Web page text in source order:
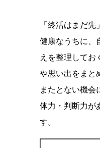
「終活はまだ
健康なうちに、
えを整理して
や思い出をまと
またとない機会
体力・判断力が
す。